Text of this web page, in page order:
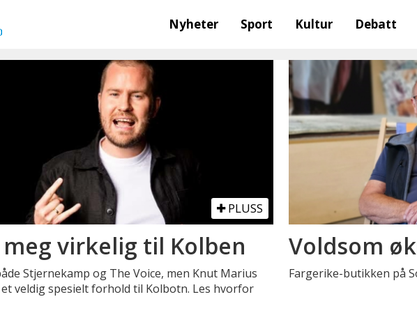
Nyheter Sport Kultur Debatt
PLUSS
meg virkelig til Kolben
Stjernekamp og The Voice, men Knut Marius
veldig spesielt forhold til Kolbotn. Les hvorfor
Voldsom
Fargerike-butikken på